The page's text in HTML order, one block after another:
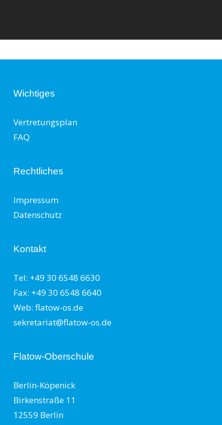
Wichtiges
Vertretungsplan
FAQ
Rechtliches
Impressum
Datenschutz
Kontakt
Tel: +49 30 6548 6630
Fax: +49 30 6548 6640
Web: flatow-os.de
sekretariat@flatow-os.de
Flatow-Oberschule
Berlin-Köpenick
Birkenstraße 11
12559 Berlin